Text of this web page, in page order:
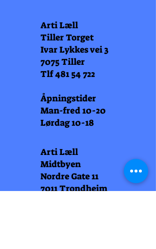
Arti Læll
Tiller Torget
Ivar Lykkes vei 3
7075 Tiller
Tlf481 54 722
Åpningstider
Man-fred 10-20
Lørdag 10-18
Arti Læll
Midtbyen
Nordre Gate 11
7011 Trondheim